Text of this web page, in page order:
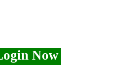
Now